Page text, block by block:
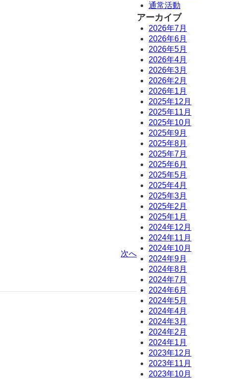
次へ
通常活動
アーカイブ
2026年7月
2026年6月
2026年5月
2026年4月
2026年3月
2026年2月
2026年1月
2025年12月
2025年11月
2025年10月
2025年9月
2025年8月
2025年7月
2025年6月
2025年5月
2025年4月
2025年3月
2025年2月
2025年1月
2024年12月
2024年11月
2024年10月
2024年9月
2024年8月
2024年7月
2024年6月
2024年5月
2024年4月
2024年3月
2024年2月
2024年1月
2023年12月
2023年11月
2023年10月